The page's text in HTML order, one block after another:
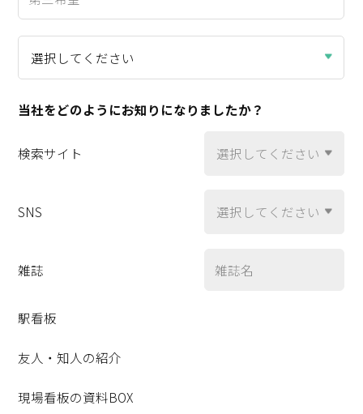
当社をどのようにお知りになりましたか？
検索サイト
SNS
雑誌
駅看板
友人・知人の紹介
現場看板の資料BOX